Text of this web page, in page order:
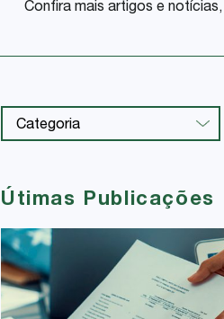
Confira mais artigos e
Útimas Publicações